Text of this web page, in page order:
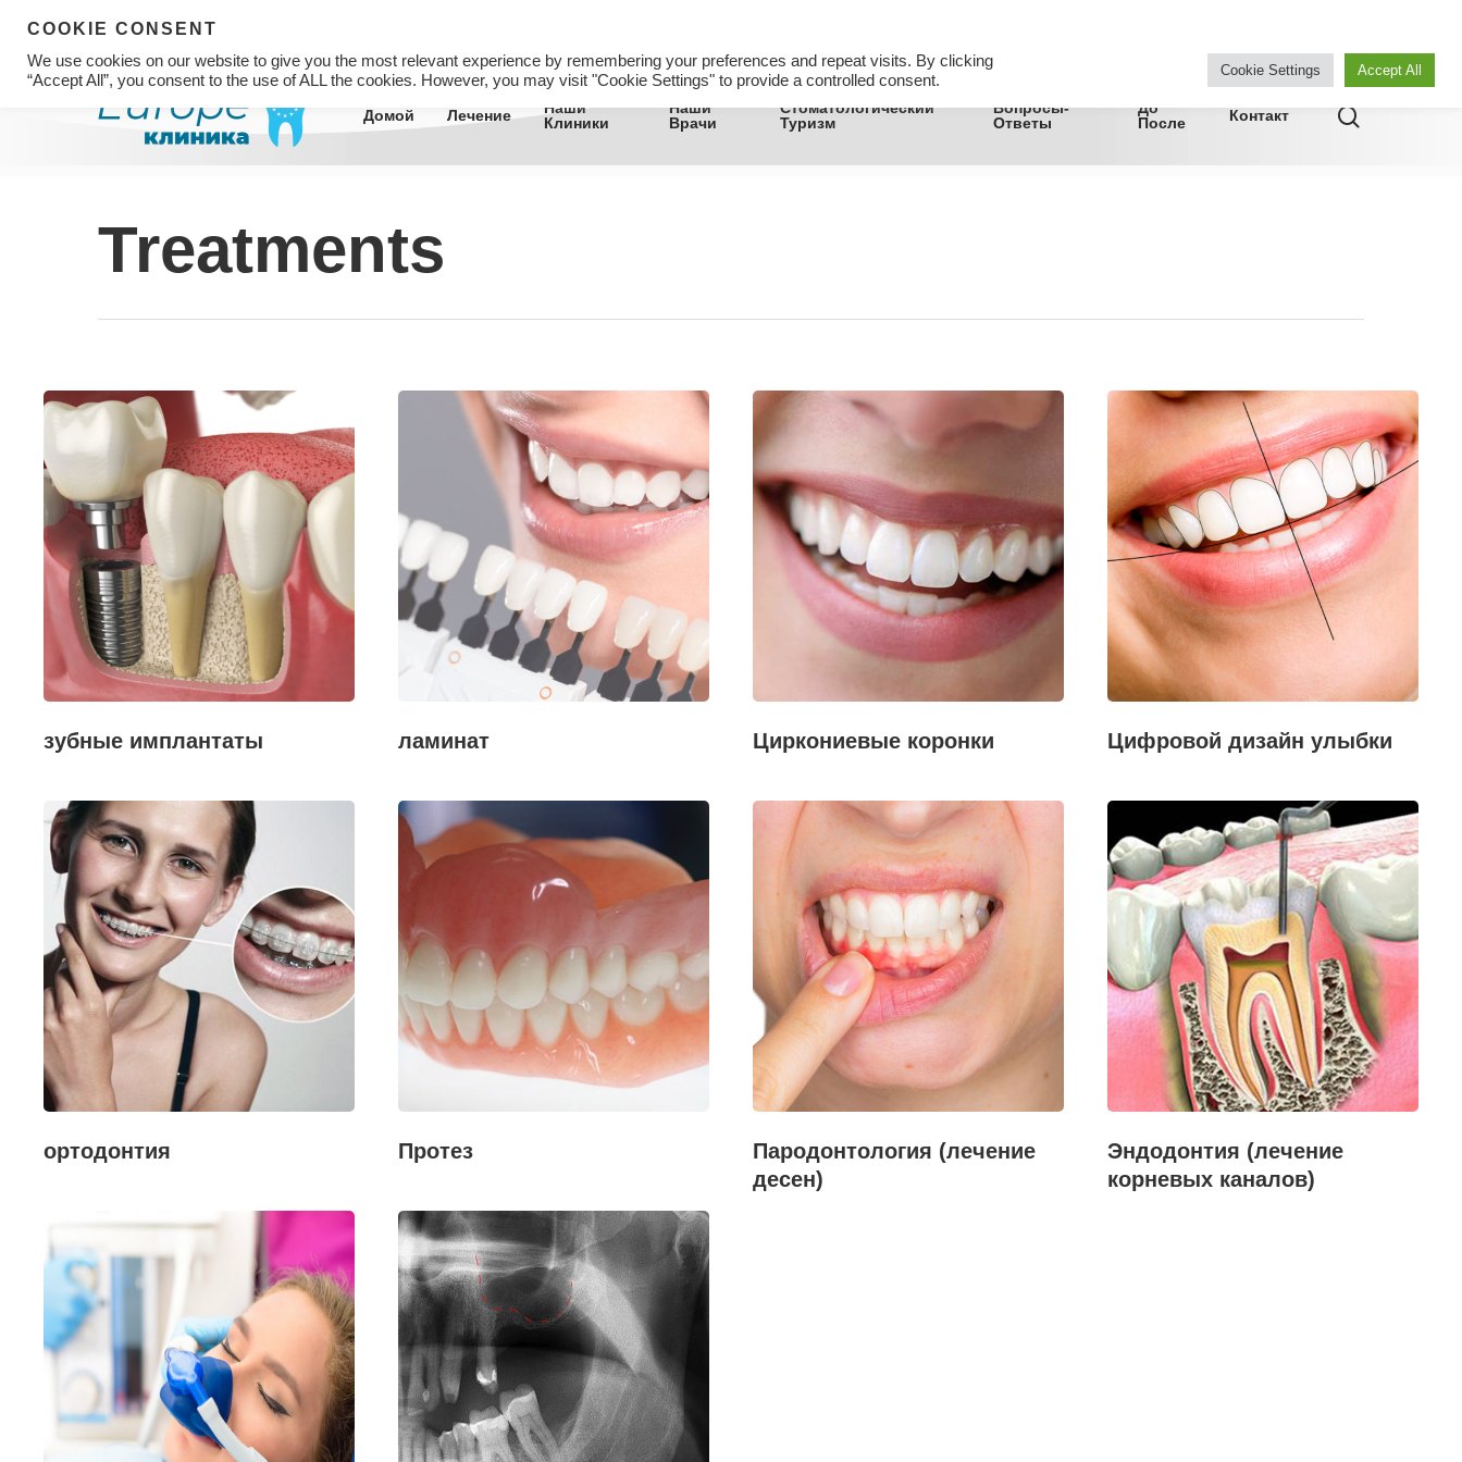
Hit enter to search or ESC to close
Домой Лечение
Наши
Клиники
Наши
Врачи
Стоматологический
Туризм
Вопросы-
Ответы
До
После
Контакт
Treatments
зубные имплантаты ламинат Циркониевые коронки Цифровой дизайн улыбки
ортодонтия Протез
Пародонтология (лечение
десен)
Эндодонтия (лечение
корневых каналов)
COOKIE CONSENT
We use cookies on our website to give you the most relevant experience by remembering your preferences and repeat visits. By clicking
“Accept All”, you consent to the use of ALL the cookies. However, you may visit "Cookie Settings" to provide a controlled consent.
Cookie Settings Accept All